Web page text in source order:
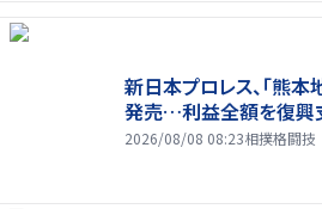
新日本プロレス、「熊本
発売…利益全額を復興
2026/08/08 08:23相撲格闘技